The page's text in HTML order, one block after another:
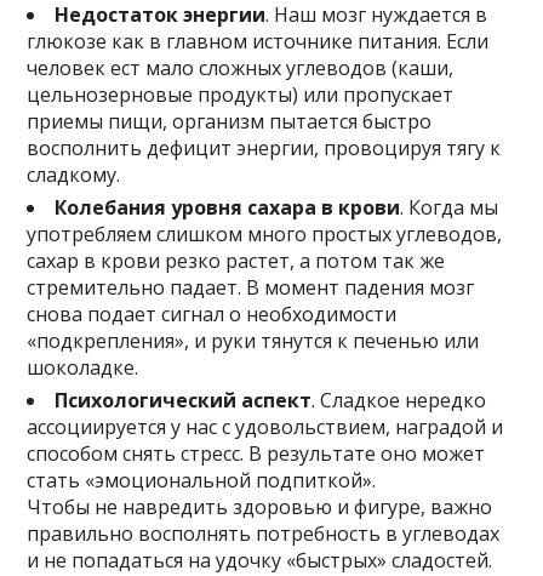
Недостаток энергии. Наш мозг нуждается в
глюкозе как в главном источнике питания. Если
человек ест мало сложных углеводов (каши,
цельнозерновые продукты) или пропускает
приемы пищи, организм пытается быстро
восполнить дефицит энергии, провоцируя тягу к
сладкому.
Колебания уровня сахара в крови. Когда мы
употребляем слишком много простых углеводов,
сахар в крови резко растет, а потом так же
стремительно падает. В момент падения мозг
снова подает сигнал о необходимости
«подкрепления», и руки тянутся к печенью или
шоколадке.
Психологический аспект. Сладкое нередко
ассоциируется у нас с удовольствием, наградой и
способом снять стресс. В результате оно может
стать «эмоциональной подпиткой».
Чтобы не навредить здоровью и фигуре, важно
правильно восполнять потребность в углеводах
и не попадаться на удочку «быстрых» сладостей.